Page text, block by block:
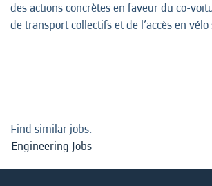
des actions concrètes en faveur du co-
de transport collectifs et de l’accès en
Find similar jobs:
Engineering Jobs